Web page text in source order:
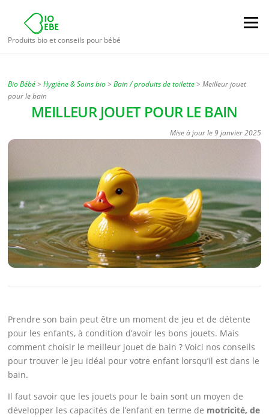
contenu
Produits bio et conseils pour bébé
Menu
Bio Bébé>Hygiène & Soins bio>Bain / produits de toilette>Meilleur jouet
pour le bain
MEILLEUR JOUET POUR LE BAIN
Mise à jour le9 janvier 2025
Prendre son bain peut être un moment de jeu et de détente
pour les enfants, à condition d’avoir les bons jouets. Mais
comment choisir le meilleur jouet de bain ? Voici nos conseils
pour trouver le jeu idéal pour votre enfant lorsqu’il est dans le
bain.
Il faut savoir que les jouets pour le bain sont un moyen de
développer les capacités de l’enfant en terme de motricité, de